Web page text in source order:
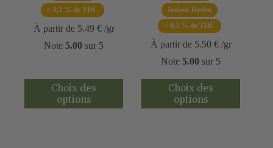
< 0,3 % de THC
À partir de 5.49 € /gr
Note5.00 sur 5
Choix des
options
Ce
produit
a
Indoor Hydro
< 0,3 % de THC
À partir de 5.50 € /gr
Note5.00 sur 5
Choix des
options
Ce
produit
a